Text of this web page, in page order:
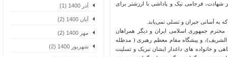
آذر 1400 (1)
آبان 1400 (2)
مهر 1400 (2)
شهریور 1400 (2)
فرجامی نیک و پاداشی با ارزشتر برای
آسانی جبران و تسلی نمی‌یابد.‌
جمهوری اسلامی ایران و دیگر همراهان
و پیشگاه مقام معظم رهبری ( مدظله
خانواده های داغدار ایشان تبریک و تسلیت